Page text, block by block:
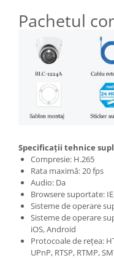
Pachetul
Specificații tehnice
Compresie: H.265
Rata maximă: 20 fps
Audio: Da
Browsere suportate:
Sisteme de operare
Sisteme de operare
iOS, Android
Protocoale de rețea:
UPnP, RTSP, RTMP,